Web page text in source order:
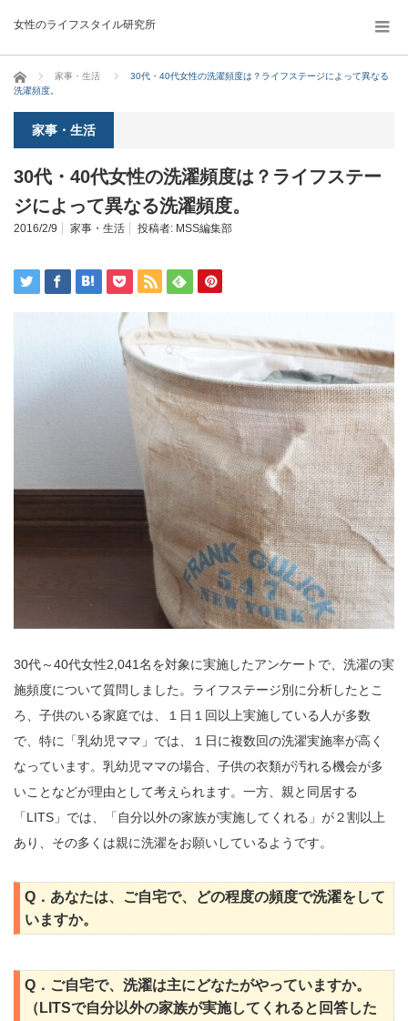
女性のライフスタイル研究所
ホーム 家事・生活
30代・40代女性の洗濯頻度は？ライフステージによって異なる
洗濯頻度。
家事・生活
30代・40代女性の洗濯頻度は？ライフステー
ジによって異なる洗濯頻度。
2016/2/9 家事・生活 投稿者: MSS編集部
30代～40代女性2,041名を対象に実施したアンケートで、洗濯の実
施頻度について質問しました。ライフステージ別に分析したとこ
ろ、子供のいる家庭では、１日１回以上実施している人が多数
で、特に「乳幼児ママ」では、１日に複数回の洗濯実施率が高く
なっています。乳幼児ママの場合、子供の衣類が汚れる機会が多
いことなどが理由として考えられます。一方、親と同居する
「LITS」では、「自分以外の家族が実施してくれる」が２割以上
あり、その多くは親に洗濯をお願いしているようです。
Q．あなたは、ご自宅で、どの程度の頻度で洗濯をして
いますか。
Q．ご自宅で、洗濯は主にどなたがやっていますか。
（LITSで自分以外の家族が実施してくれると回答した